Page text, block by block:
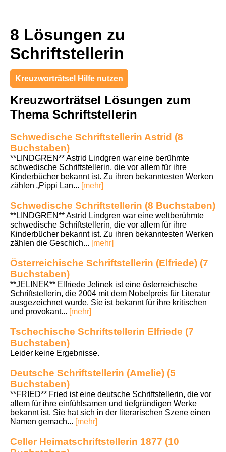
8 Lösungen zu
Schriftstellerin
Kreuzworträtsel Hilfe nutzen
Kreuzworträtsel Lösungen zum
Thema Schriftstellerin
Schwedische Schriftstellerin Astrid (8
Buchstaben)
**LINDGREN** Astrid Lindgren war eine berühmte
schwedische Schriftstellerin, die vor allem für ihre
Kinderbücher bekannt ist. Zu ihren bekanntesten Werken
zählen „Pippi Lan... [mehr]
Schwedische Schriftstellerin (8 Buchstaben)
**LINDGREN** Astrid Lindgren war eine weltberühmte
schwedische Schriftstellerin, die vor allem für ihre
Kinderbücher bekannt ist. Zu ihren bekanntesten Werken
zählen die Geschich... [mehr]
Österreichische Schriftstellerin (Elfriede) (7
Buchstaben)
**JELINEK** Elfriede Jelinek ist eine österreichische
Schriftstellerin, die 2004 mit dem Nobelpreis für Literatur
ausgezeichnet wurde. Sie ist bekannt für ihre kritischen
und provokant... [mehr]
Tschechische Schriftstellerin Elfriede (7
Buchstaben)
Leider keine Ergebnisse.
Deutsche Schriftstellerin (Amelie) (5
Buchstaben)
**FRIED** Fried ist eine deutsche Schriftstellerin, die vor
allem für ihre einfühlsamen und tiefgründigen Werke
bekannt ist. Sie hat sich in der literarischen Szene einen
Namen gemach... [mehr]
Celler Heimatschriftstellerin 1877 (10